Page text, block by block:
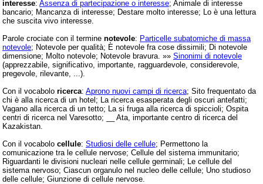
interesse: Assenza di partecipazione o interesse; Animale di interesse
bancario; Mancanza di interesse; Destare molto interesse; Lo è una lettura
che suscita vivo interesse.
Parole crociate con il termine notevole: Particelle subatomiche di massa
notevole; Notevole per qualità; È notevole fra cose dissimili; Di notevole
dimensione; Molto notevole; Notevole bravura. »» Sinonimi di notevole
(apprezzabile, significativo, importante, ragguardevole, considerevole,
pregevole, rilevante, ...).
Con il vocabolo ricerca: Aprono nuovi campi di ricerca; Sito frequentato da
chi è alla ricerca di un hotel; La ricerca esasperata degli oscuri antefatti;
Vagano alla ricerca di un tetto; La si fruga alla ricerca di spiccioli; Ospita
centri di ricerca nel Varesotto; __ Ata, importante centro di ricerca del
Kazakistan.
Con il vocabolo cellule: Studiosi delle cellule; Permettono la
comunicazione tra le cellule nervose; Cellule del sistema immunitario;
Riguardanti le divisioni nucleari nelle cellule germinali; Le cellule del
sistema nervoso; Ciascun organulo nel nucleo delle cellule; Uno studioso
delle cellule; Giunzione di cellule nervose.